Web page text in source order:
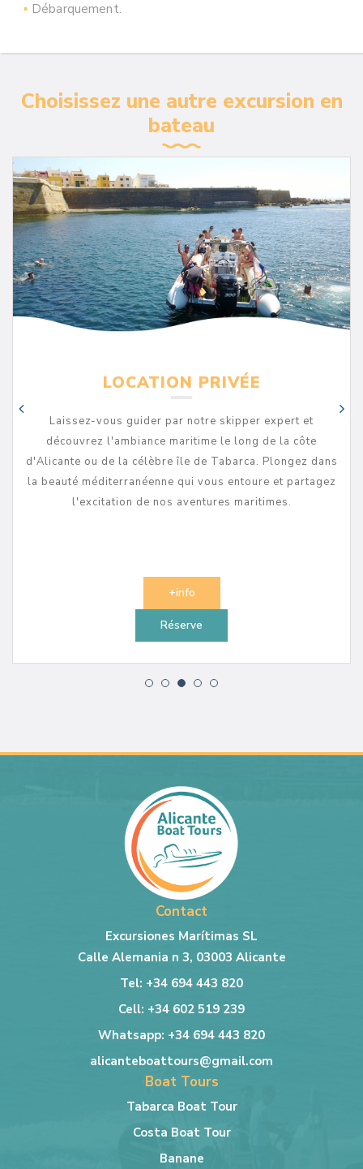
Débarquement.
Choisissez une autre excursion en
bateau
LOCATION PRIVÉE
Laissez-vous guider par notre skipper expert et
découvrez l'ambiance maritime le long de la côte
d'Alicante ou de la célèbre île de Tabarca. Plongez dans
la beauté méditerranéenne qui vous entoure et partagez
l'excitation de nos aventures maritimes.
+info
Réserve
Contact
Excursiones Marítimas SL
Calle Alemania n 3, 03003 Alicante
Tel: +34 694 443 820
Cell: +34 602 519 239
Whatsapp: +34 694 443 820
alicanteboattours@gmail.com
Boat Tours
Tabarca Boat Tour
Costa Boat Tour
Banane